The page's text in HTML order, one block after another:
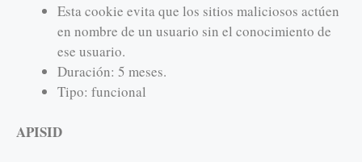
Esta cookie evita que los sitios maliciosos actúen
en nombre de un usuario sin el conocimiento de
ese usuario.
Duración: 5 meses.
Tipo: funcional
APISID